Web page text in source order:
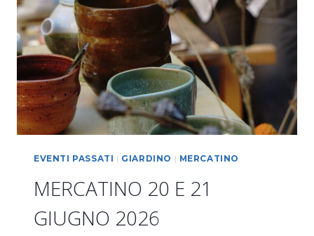
EVENTI PASSATI | GIARDINO | MERCATINO
MERCATINO 20 E 21
GIUGNO 2026